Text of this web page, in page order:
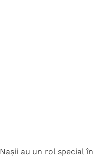
Nașii au un rol special